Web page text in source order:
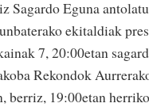
Sagardo Eguna
ekitaldiak
7, 20:00etan
Rekondok
berriz, 19:00etan